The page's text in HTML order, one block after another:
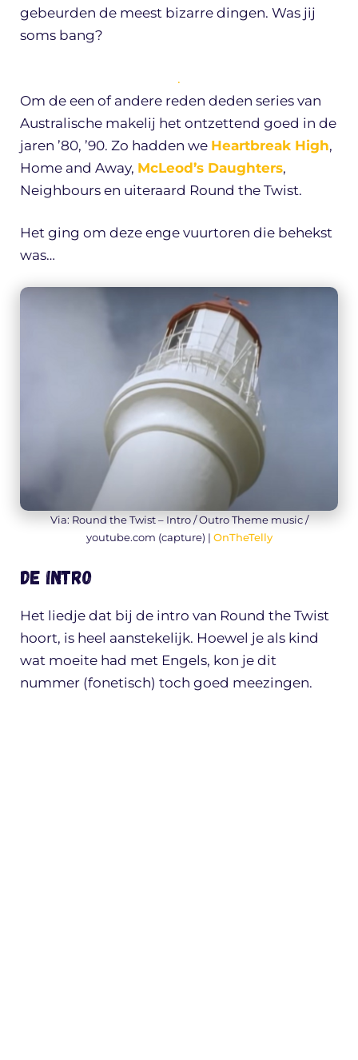
gebeurden de meest bizarre dingen. Was jij
soms bang?
.
Om de een of andere reden deden series van
Australische makelij het ontzettend goed in de
jaren ’80, ’90. Zo hadden we Heartbreak High,
Home and Away, McLeod’s Daughters,
Neighbours en uiteraard Round the Twist.
Het ging om deze enge vuurtoren die behekst
was…
Via: Round the Twist – Intro / Outro Theme music /
youtube.com (capture) | OnTheTelly
De intro
Het liedje dat bij de intro van Round the Twist
hoort, is heel aanstekelijk. Hoewel je als kind
wat moeite had met Engels, kon je dit
nummer (fonetisch) toch goed meezingen.